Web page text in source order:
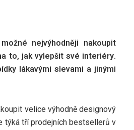
nejvýhodněji nakoupit
to, jak vylepšit své interiéry.
lákavými slevami a jinými
velice výhodně designový
týká tří prodejních bestsellerů v